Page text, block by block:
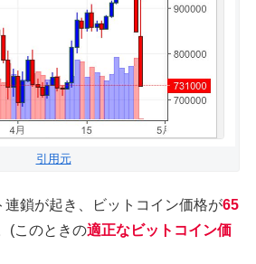
引用元
鎖が起き、ビットコイン価格が65
(このときの適正なビットコイン価